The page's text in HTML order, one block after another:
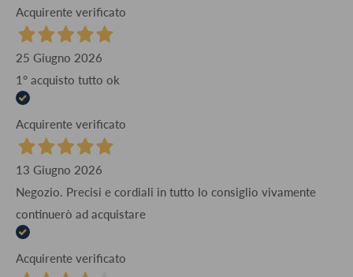
Acquirente verificato
25 Giugno 2026
1° acquisto tutto ok
Acquirente verificato
13 Giugno 2026
Negozio. Precisi e cordiali in tutto lo consiglio vivamente
continuerò ad acquistare
Acquirente verificato